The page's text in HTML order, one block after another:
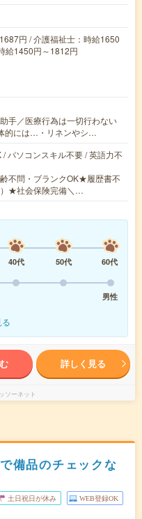
円 / 介護福祉士：時給1650
給1450円～1812円
手／医療行為は一切行わない
的には…・リネンやシ…
パソコンスキル不要 / 英語力不
不問・ブランクOK★履歴書不
）★社会保険完備＼…
40代 50代
60代
男性
詳しく見る
ソーネット
備品のチェックな
土日祝日が休み WEB登録OK